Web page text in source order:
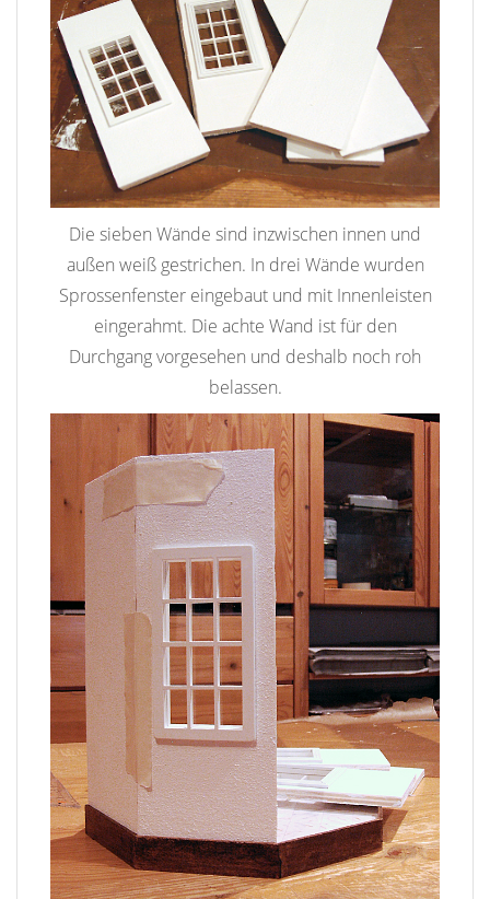
Die sieben Wände sind inzwischen innen und
außen weiß gestrichen. In drei Wände wurden
Sprossenfenster eingebaut und mit Innenleisten
eingerahmt. Die achte Wand ist für den
Durchgang vorgesehen und deshalb noch roh
belassen.